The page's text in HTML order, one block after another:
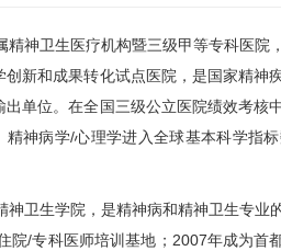
神卫生医疗机构暨三级甲等专科医院
新和成果转化试点医院，是国家精神
单位。在全国三级公立医院绩效考核
神病学/心理学进入全球基本科学指
卫生学院，是精神病和精神卫生专业
院/专科医师培训基地；2007年成为首